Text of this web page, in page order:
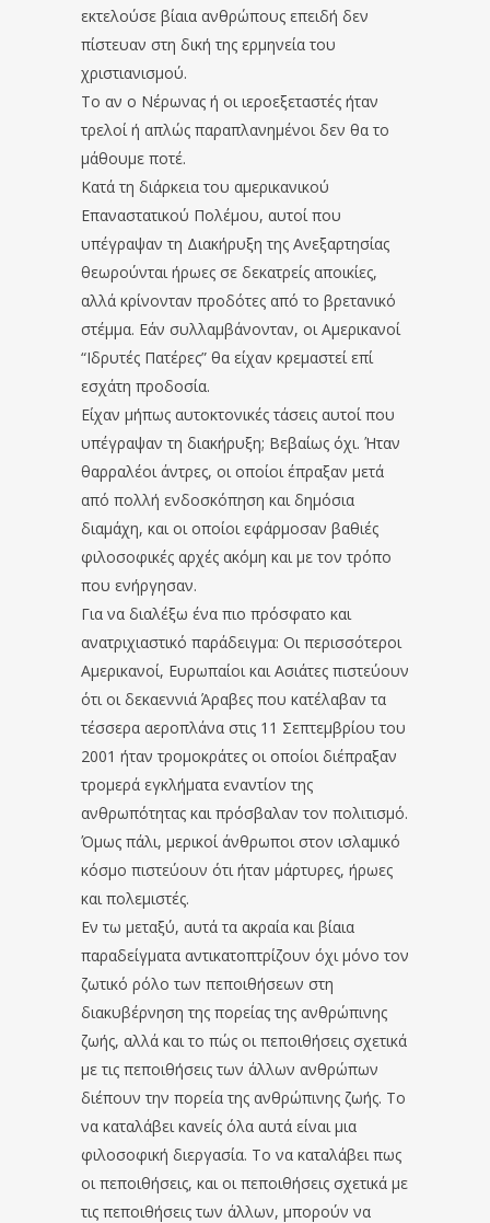
εκτελούσε βίαια ανθρώπους επειδή δεν
πίστευαν στη δική της ερμηνεία του
χριστιανισμού.
Το αν ο Νέρωνας ή οι ιεροεξεταστές ήταν
τρελοί ή απλώς παραπλανημένοι δεν θα το
μάθουμε ποτέ.
Κατά τη διάρκεια του αμερικανικού
Επαναστατικού Πολέμου, αυτοί που
υπέγραψαν τη Διακήρυξη της Ανεξαρτησίας
θεωρούνται ήρωες σε δεκατρείς αποικίες,
αλλά κρίνονταν προδότες από το βρετανικό
στέμμα. Εάν συλλαμβάνονταν, οι Αμερικανοί
“Ιδρυτές Πατέρες” θα είχαν κρεμαστεί επί
εσχάτη προδοσία.
Είχαν μήπως αυτοκτονικές τάσεις αυτοί που
υπέγραψαν τη διακήρυξη; Βεβαίως όχι. Ήταν
θαρραλέοι άντρες, οι οποίοι έπραξαν μετά
από πολλή ενδοσκόπηση και δημόσια
διαμάχη, και οι οποίοι εφάρμοσαν βαθιές
φιλοσοφικές αρχές ακόμη και με τον τρόπο
που ενήργησαν.
Για να διαλέξω ένα πιο πρόσφατο και
ανατριχιαστικό παράδειγμα: Οι περισσότεροι
Αμερικανοί, Ευρωπαίοι και Ασιάτες πιστεύουν
ότι οι δεκαεννιά Άραβες που κατέλαβαν τα
τέσσερα αεροπλάνα στις 11 Σεπτεμβρίου του
2001 ήταν τρομοκράτες οι οποίοι διέπραξαν
τρομερά εγκλήματα εναντίον της
ανθρωπότητας και πρόσβαλαν τον πολιτισμό.
Όμως πάλι, μερικοί άνθρωποι στον ισλαμικό
κόσμο πιστεύουν ότι ήταν μάρτυρες, ήρωες
και πολεμιστές.
Εν τω μεταξύ, αυτά τα ακραία και βίαια
παραδείγματα αντικατοπτρίζουν όχι μόνο τον
ζωτικό ρόλο των πεποιθήσεων στη
διακυβέρνηση της πορείας της ανθρώπινης
ζωής, αλλά και το πώς οι πεποιθήσεις σχετικά
με τις πεποιθήσεις των άλλων ανθρώπων
διέπουν την πορεία της ανθρώπινης ζωής. Το
να καταλάβει κανείς όλα αυτά είναι μια
φιλοσοφική διεργασία. Το να καταλάβει πως
οι πεποιθήσεις, και οι πεποιθήσεις σχετικά με
τις πεποιθήσεις των άλλων, μπορούν να